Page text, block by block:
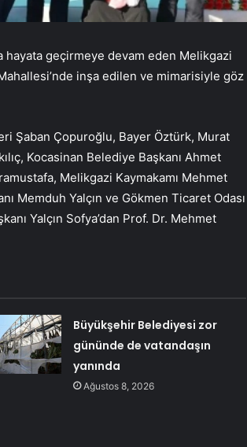
hayata geçirmeye devam eden Melikgazi
inşa edilen ve mimarisiyle göz
Şaban Çopuroğlu, Bayer Öztürk, Murat
Kocasinan Belediye Başkanı Ahmet
Melikgazi Kaymakamı Mehmet
Memduh Yalçın ve Gökmen Ticaret Odası
Yalçın Sofya’dan Prof. Dr. Mehmet
Büyükşehir Belediyesi zor
gününde de vatandaşın
yanında
Ağustos 8, 2026